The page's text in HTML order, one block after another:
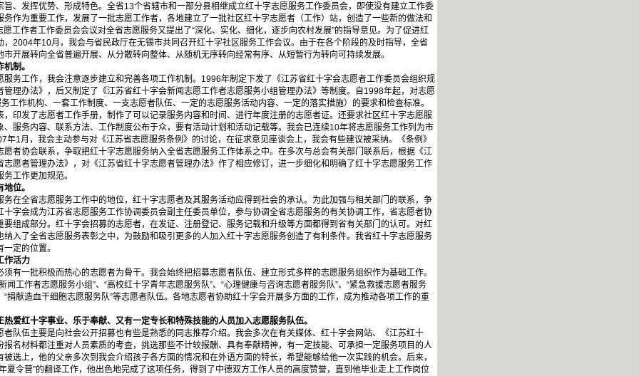
旨、发挥优势、形成特色。全省13个省辖市和一部分县相继成立红十字志愿服务工作委员会，即使没有建立工作委
作为重要工作，发展了一批志愿工作者，各地建立了一批社区红十字志愿者（工作）站，创造了一些新的做法和
工作者工作委员会会议对全省志愿服务又提出了“深化、实化、细化，逐步向农村发展”的指导意见。为了促进红
，2004年10月，我会与省民政厅在无锡市共同召开红十字社区服务工作会议。由于在各个阶段的及时指导，全省
开展转向全省普遍开展、从分散转向整体、从随机无序转向经常有序、从短暂行为转向可持续发展。
制。
工作，我会注意逐步建立和完善各项工作机制。1996年制定下发了《江苏省红十字会志愿者工作委员会组织规
管理办法》，后又制定了《江苏省红十字会新闻志愿工作者志愿服务小组管理办法》等制度。自1998年起，对志愿
工作机构、一套工作制度、一支志愿者队伍、一定的志愿服务活动内容、一定的落实措施）的要求和检查标准。
，印发了志愿者工作手册，制作了可以记录服务内容和时间、进行年度注册的志愿者证。还要求社区红十字志愿服
、服务内容、联系方法、工作制度公布于众，要有活动计划和活动记载等。我会已连续10年将志愿服务工作列为市
年1月，我会主动参与对《江苏省志愿服务条例》的讨论，在征求意见座谈会上，我会有些建议被采纳。《条例》
愿者协会联系，争取把红十字志愿服务纳入全省志愿服务工作体系之中。在多次与总会有关部门联系后，根据《江
志愿者管理办法》，对《江苏省红十字志愿者管理办法》作了相应修订，进一步细化和明确了红十字志愿服务工作
工作更加规范。
位。
全省志愿服务工作中的地位，红十字志愿者及其服务活动应得到社会的承认。为此加强与相关部门的联系，争
十字会成为江苏省志愿服务工作协调委员会副主任委员单位，参与协调全省志愿服务的有关协调工作，省志愿者协
要组成部分。红十字会招募的志愿者，在发证、注册登记、服务记载和升级等方面都得到省有关部门的认可。对红
纳入了全省志愿服务表彰之中，为鼓励和吸引更多的人加入红十字志愿服务创造了有利条件。我省红十字志愿服务
定的位置。
活力
一批积极而热心的志愿者为骨干。我会始终把招募志愿者队伍、建立形式多样的志愿服务组织作为基础工作。
闻工作者志愿服务小组”、“高校红十字青年志愿服务队”、“心理健康与咨询志愿者服务队”、“紧急救援志愿者服务
“捐献造血干细胞志愿服务队”等志愿者队伍。各地志愿者协助红十字会开展多方面的工作，成为推动各项工作的重
红十字事业、乐于奉献、又有一定专长和特殊技能的人员加入志愿服务队伍。
伍主要是向社会公开招募也有些是熟悉的同志推荐介绍。我会多次在有关媒体、红十字会网站、《江苏红十
报名材料都注重对人员素质的考查，挑选那些不计较报酬、具有奉献精神，有一定技能、可承担一定服务项目的人
选上，他的父亲多次到我会介绍孩子各方面的情况和在外语方面的特长，希望能够给他一次实践的机会。后来，
夏令营”的翻译工作，他出色地完成了这项任务，得到了中德双方工作人员的高度赞誉，直到他毕业走上工作岗位